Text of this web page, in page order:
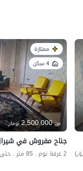
ممتازة
4 سكن
من 2,500,000تومان
جناح مفروش في شيراز -